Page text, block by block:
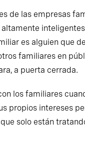
de las empresas
es alguien que
familiares en
a puerta cerrada.
los familiares
propios intereses
solo están